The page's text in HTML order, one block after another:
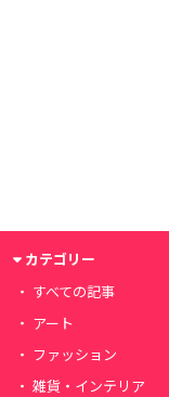
カテゴリー
すべての記事
アート
ファッション
雑貨・インテリア